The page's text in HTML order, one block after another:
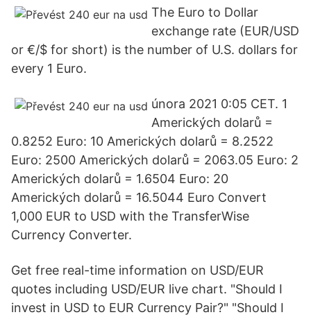
The Euro to Dollar
exchange rate (EUR/USD
or €/$ for short) is the number of U.S. dollars for
every 1 Euro.
února 2021 0:05 CET. 1
Amerických dolarů =
0.8252 Euro: 10 Amerických dolarů = 8.2522
Euro: 2500 Amerických dolarů = 2063.05 Euro: 2
Amerických dolarů = 1.6504 Euro: 20
Amerických dolarů = 16.5044 Euro Convert
1,000 EUR to USD with the TransferWise
Currency Converter.
Get free real-time information on USD/EUR
quotes including USD/EUR live chart. "Should I
invest in USD to EUR Currency Pair?" "Should I